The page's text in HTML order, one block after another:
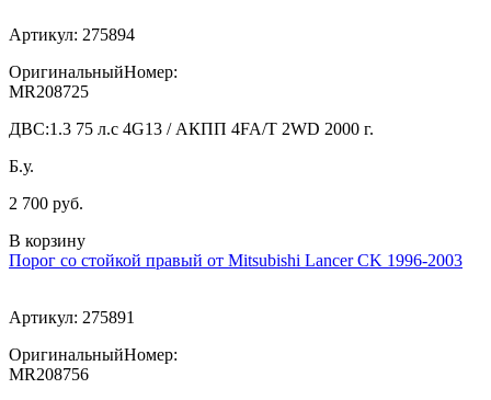
Артикул: 275894
ОригинальныйНомер:
MR208725
ДВС:1.3 75 л.с 4G13 / АКПП 4FA/T 2WD 2000 г.
Б.у.
2 700 руб.
В корзину
Порог со стойкой правый от Mitsubishi Lancer CK 1996-2003
Артикул: 275891
ОригинальныйНомер:
MR208756